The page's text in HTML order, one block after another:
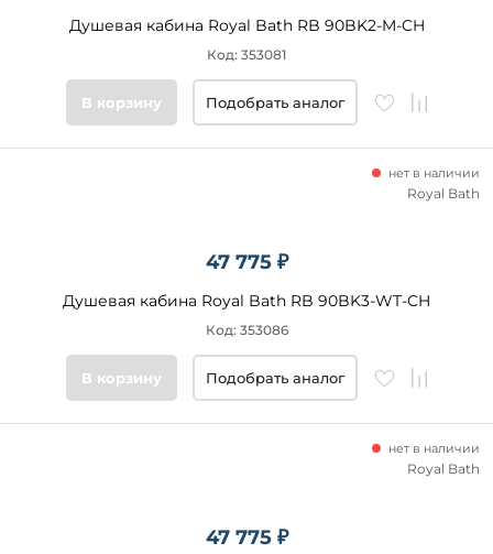
Душевая кабина Royal Bath RB 90BK2-M-CH
Код: 353081
В корзину Подобрать аналог
47 775 ₽
Душевая кабина Royal Bath RB 90BK3-WT-CH
нет в наличии
Код: 353086
Royal Bath
В корзину Подобрать аналог
47 775 ₽
нет в наличии
Royal Bath